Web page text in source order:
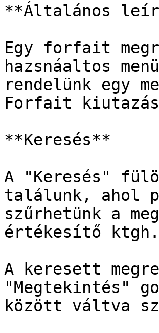
**Általános
Egy forfait
hazsnáaltos
rendelünk egy
Forfait kiutazás
**Keresés**
A "Keresés"
találunk, ahol
szűrhetünk a
értékesítő
A keresett
"Megtekintés"
között váltva